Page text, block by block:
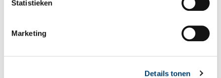
Statistieken
Marketing
Details tonen